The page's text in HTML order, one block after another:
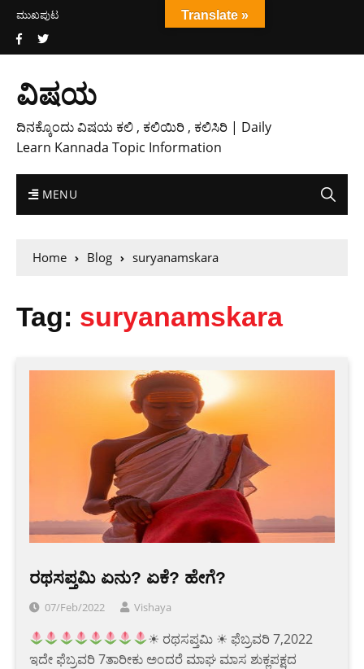
ಮುಖಪುಟ
ವಿಷಯ
ದಿನಕ್ಕೊಂದು ವಿಷಯ ಕಲಿ , ಕಲಿಯಿರಿ , ಕಲಿಸಿರಿ | Daily
Learn Kannada Topic Information
MENU
Home Blog suryanamskara
Tag: suryanamskara
ರಥಸಪ್ತಮಿ ಏನು? ಏಕೆ? ಹೇಗೆ?
07/Feb/2022 Vishaya
☀ ರಥಸಪ್ತಮಿ ☀ ಫೆಬ್ರವರಿ 7,2022
ಇದೇ ಫೆಬ್ರವರಿ 7ತಾರೀಕು ಅಂದರೆ ಮಾಘ ಮಾಸ ಶುಕ್ಲಪಕ್ಷದ
Translate »